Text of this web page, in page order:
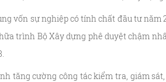
vốn sự nghiệp có tính chất đầu tư
trình Bộ Xây dựng phê duyệt chậm
tăng cường công tác kiểm tra, giám